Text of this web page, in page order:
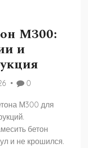
М300:
и
0
М300 для
бетон
и не крошился.